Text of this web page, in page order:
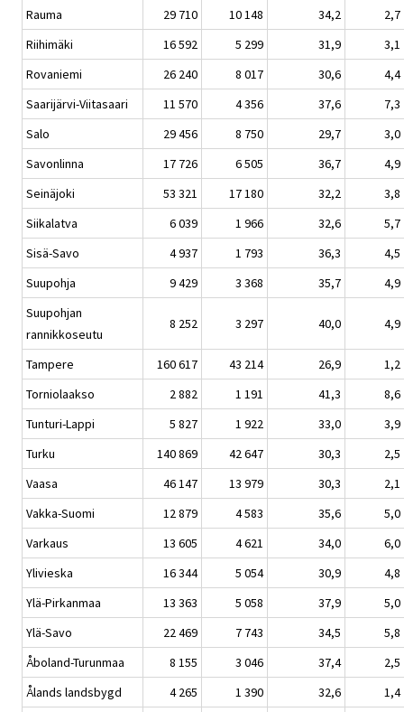
Rauma 29 710 10 148 34,2
2,7
Riihimäki
16 592 5 299 31,9
3,1
Rovaniemi
26 240 8 017 30,6
4,4
Saarijärvi-Viitasaari
11 570 4 356 37,6
7,3
Salo
29 456 8 750 29,7
3,0
Savonlinna
17 726 6 505 36,7
4,9
Seinäjoki
53 321 17 180 32,2
3,8
Siikalatva
6 039 1 966 32,6
5,7
Sisä-Savo
4 937 1 793 36,3
4,5
Suupohja
9 429 3 368 35,7
4,9
Suupohjan
rannikkoseutu
8 252 3 297 40,0 4,9
Tampere 160 617 43 214 26,9
1,2
Torniolaakso
2 882 1 191 41,3
8,6
Tunturi-Lappi
5 827 1 922 33,0
3,9
Turku
140 869 42 647 30,3
2,5
Vaasa
46 147 13 979 30,3
2,1
Vakka-Suomi
12 879 4 583 35,6
5,0
Varkaus
13 605 4 621 34,0
6,0
Ylivieska
16 344 5 054 30,9
4,8
Ylä-Pirkanmaa
13 363 5 058 37,9
5,0
Ylä-Savo
22 469 7 743 34,5
5,8
Åboland-Turunmaa
8 155 3 046 37,4
2,5
Ålands landsbygd
4 265 1 390 32,6
1,4